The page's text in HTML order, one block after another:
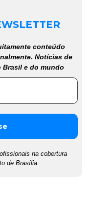
conteúdo
Notícias de
e do mundo
na cobertura
de Brasília.